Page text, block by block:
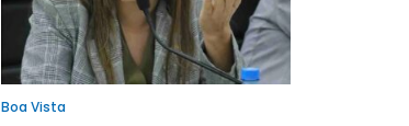
Boa Vista